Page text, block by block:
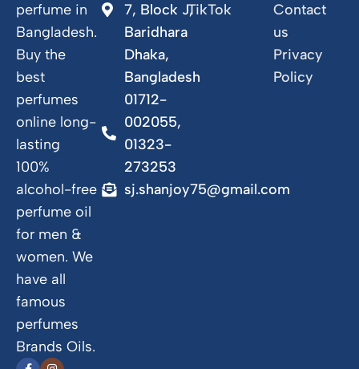
perfume in
Bangladesh.
Buy the
best
perfumes
online long-
lasting
100%
alcohol-free
perfume oil
for men &
women. We
have all
famous
perfumes
Brands Oils.
7, Block J,
Baridhara
Dhaka,
Bangladesh
01712-
002055,
01323-
273253
sj.shanjoy75@gmail.com
TikTok
Contact
us
Privacy
Policy